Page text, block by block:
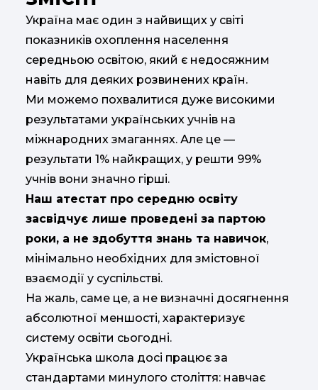
Україна має один з найвищих у світі
показників охоплення населення
середньою освітою, який є недосяжним
навіть для деяких розвинених країн.
Ми можемо похвалитися дуже високими
результатами українських учнів на
міжнародних змаганнях. Але це —
результати 1% найкращих, у решти 99%
учнів вони значно гірші.
Наш атестат про середню освіту
засвідчує лише проведені за партою
роки, а не здобуття знань та навичок,
мінімально необхідних для змістовної
взаємодії у суспільстві.
На жаль, саме це, а не визначні досягнення
абсолютної меншості, характеризує
систему освіти сьогодні.
Українська школа досі працює за
стандартами минулого століття: навчає